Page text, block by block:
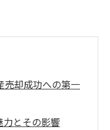
売却成功への第一
力とその影響